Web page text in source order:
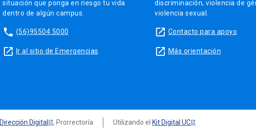
situación que ponga en riesgo tu vida
dentro de algún campus.
phone (56)95504 5000
launch Ir al sitio de Emergencias
discriminación, violencia de
violencia sexual.
launch Contacto para apoyo
launch Más orientación
Dirección Digital , Prorrectoría Utilizando el Kit Digital UC